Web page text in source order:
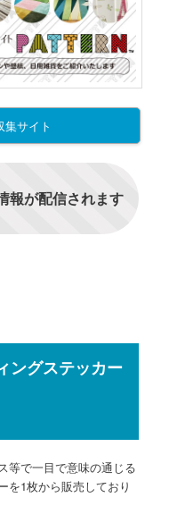
サイト
報が配信されます
ングステッカー
等で一目で意味の通じる
を1枚から販売しており